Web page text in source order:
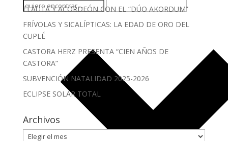
FLAUTA Y ACORDEÓN CON EL “DÚO AKORDUM”
FRÍVOLAS Y SICALÍPTICAS: LA EDAD DE ORO DEL
CUPLÉ
CASTORA HERZ PRESENTA “CIEN AÑOS DE
CASTORA”
SUBVENCIÓN NATALIDAD 2025-2026
ECLIPSE SOLAR TOTAL
Archivos
Archivos